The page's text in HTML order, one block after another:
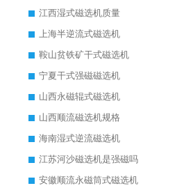
江西湿式磁选机质量
上海半逆流式磁选机
鞍山贫铁矿干式磁选机
宁夏干式强磁磁选机
山西永磁辊式磁选机
山西顺流磁选机规格
海南湿式逆流磁选机
江苏河沙磁选机是强磁吗
安徽顺流永磁筒式磁选机